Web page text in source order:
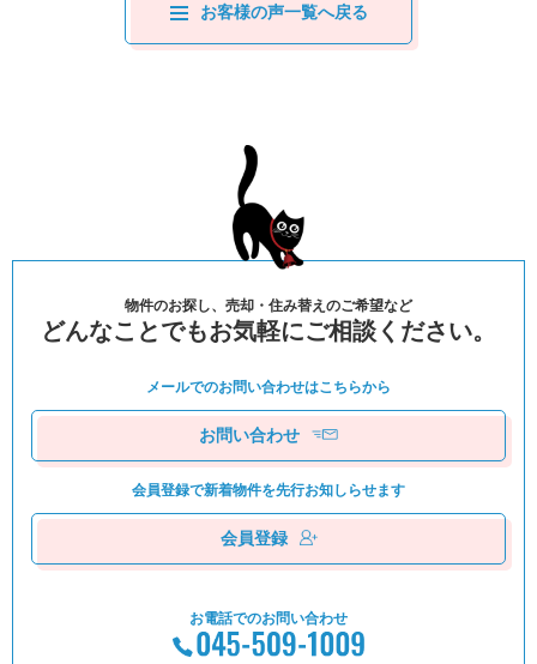
お客様の声一覧へ戻る
物件のお探し、売却・住み替えのご希望など
どんなことでもお気軽にご相談ください。
メールでのお問い合わせはこちらから
お問い合わせ
会員登録で新着物件を先⾏お知しらせます
会員登録
お電話でのお問い合わせ